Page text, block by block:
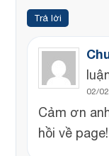
Trả lời
02/
Cảm ơn
hồi về page!